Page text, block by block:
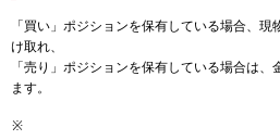
「買い」ポジションを保有している場合、
け取れ、
「売り」ポジションを保有している場合は
ます。
※